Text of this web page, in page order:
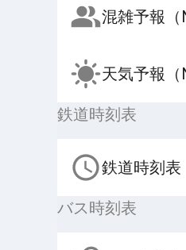
混雑予報（
天気予報（
鉄道時刻表
鉄道時刻表
バス時刻表